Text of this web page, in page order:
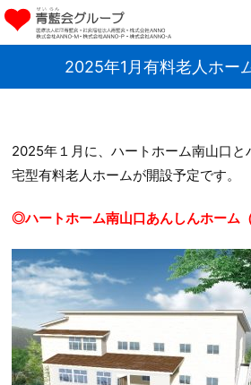
2025年1月有料老人ホー
2025年１月に、ハートホーム南山口と
宅型有料老人ホームが開設予定です。
◎ハートホーム南山口あんしんホーム（